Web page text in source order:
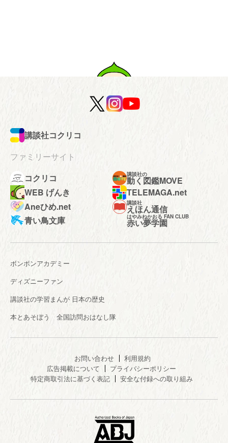
講談社コクリコ
ファミリーサイト
コクリコ
講談社の
動く図鑑MOVE
WEB げんき
TELEMAGA.net
Aneひめ.net
講談社
えほん通信
青い鳥文庫
はやみねかおる FAN CLUB
赤い夢学園
ボンボンアカデミー
ディズニーファン
講談社の学習まんが 日本の歴史
本とあそぼう 全国訪問おはなし隊
お問い合わせ
利用規約
広告掲載について
プライバシーポリシー
特定商取引法に基づく表記
安全な付録への取り組み